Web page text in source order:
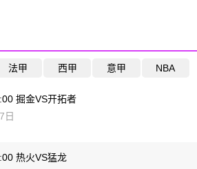
法甲 西甲 意甲 NBA
掘金VS开拓者
日
热火VS猛龙